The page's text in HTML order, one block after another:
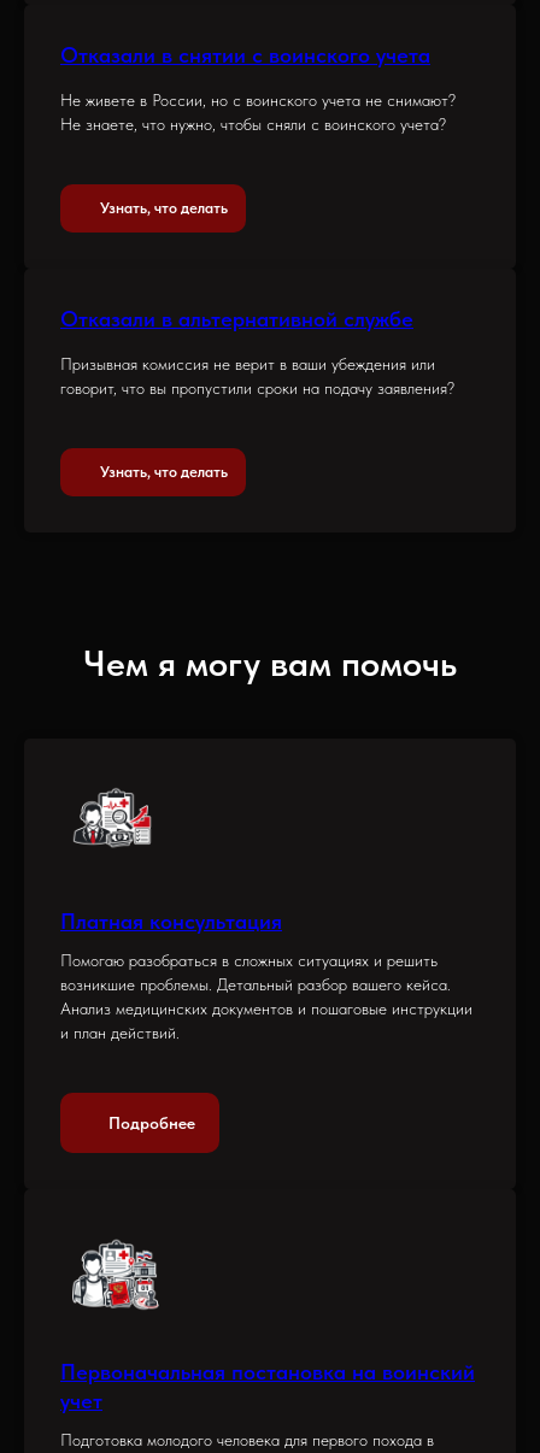
Отказали в снятии с воинского учета
Не живете в России, но с воинского учета не снимают?
Не знаете, что нужно, чтобы сняли с воинского учета?
Узнать, что делать
Отказали в альтернативной службе
Призывная комиссия не верит в ваши убеждения или
говорит, что вы пропустили сроки на подачу заявления?
Узнать, что делать
Чем я могу вам помочь
Платная консультация
Помогаю разобраться в сложных ситуациях и решить
возникшие проблемы. Детальный разбор вашего кейса.
Анализ медицинских документов и пошаговые инструкции
и план действий.
Подробнее
Первоначальная постановка на воинский
учет
Подготовка молодого человека для первого похода в